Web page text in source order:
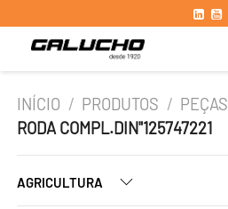
INÍCIO / PRODUTOS / PEÇAS
RODA COMPL.DIN"125747221
AGRICULTURA